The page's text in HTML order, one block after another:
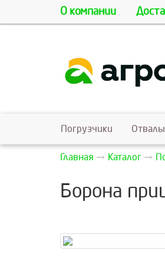
О компании
Погрузчики Отвалы
Главная Каталог
Борона